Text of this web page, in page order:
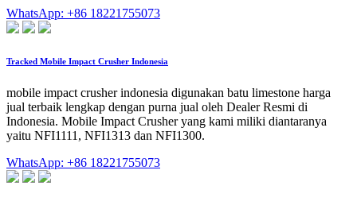
WhatsApp: +86 18221755073
Tracked Mobile Impact Crusher Indonesia
mobile impact crusher indonesia digunakan batu limestone harga
jual terbaik lengkap dengan purna jual oleh Dealer Resmi di
Indonesia. Mobile Impact Crusher yang kami miliki diantaranya
yaitu NFI1111, NFI1313 dan NFI1300.
WhatsApp: +86 18221755073